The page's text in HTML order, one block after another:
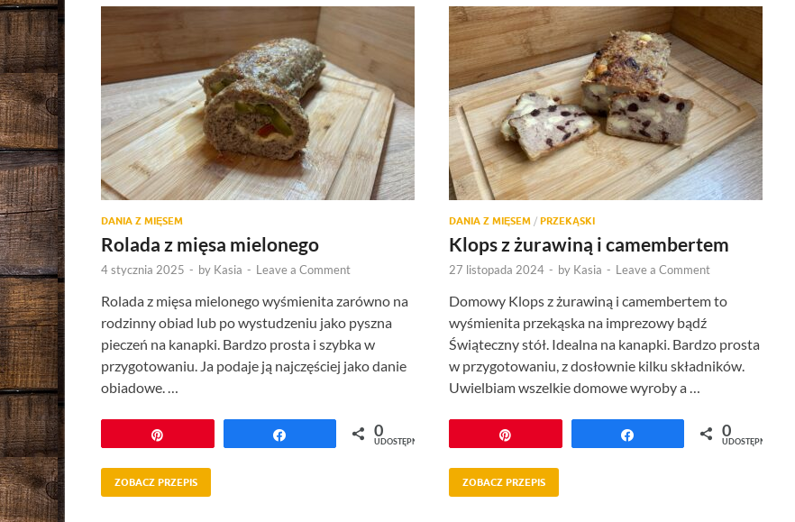
DANIA Z MIĘSEM
Rolada z mięsa mielonego
4 stycznia 2025 - by Kasia - Leave a Comment
Rolada z mięsa mielonego wyśmienita zarówno na
rodzinny obiad lub po wystudzeniu jako pyszna
pieczeń na kanapki. Bardzo prosta i szybka w
przygotowaniu. Ja podaje ją najczęściej jako danie
obiadowe. …
Udostępnij 0
UDOSTĘPNIEŃ
ZOBACZ PRZEPIS
DANIA Z MIĘSEM / PRZEKĄSKI
Klops z żurawiną i camembertem
27 listopada 2024 - by Kasia - Leave a Comment
Domowy Klops z żurawiną i camembertem to
wyśmienita przekąska na imprezowy bądź
Świąteczny stół. Idealna na kanapki. Bardzo prosta
w przygotowaniu, z dosłownie kilku składników.
Uwielbiam wszelkie domowe wyroby a …
Udostępnij 0
UDOSTĘPNIEŃ
ZOBACZ PRZEPIS